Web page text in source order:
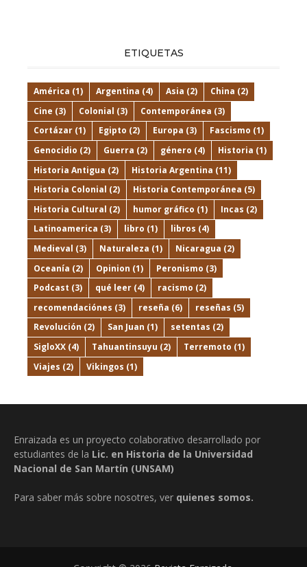
ETIQUETAS
América (1) Argentina (4) Asia (2) China (2)
Cine (3) Colonial (3) Contemporánea (3)
Cortázar (1) Egipto (2) Europa (3) Fascismo (1)
Genocidio (2) Guerra (2) género (4) Historia (1)
Historia Antigua (2) Historia Argentina (11)
Historia Colonial (2) Historia Contemporánea (5)
Historia Cultural (2) humor gráfico (1) Incas (2)
Latinoamerica (3) libro (1) libros (4)
Medieval (3) Naturaleza (1) Nicaragua (2)
Oceanía (2) Opinion (1) Peronismo (3)
Podcast (3) qué leer (4) racismo (2)
recomendaciónes (3) reseña (6) reseñas (5)
Revolución (2) San Juan (1) setentas (2)
SigloXX (4) Tahuantinsuyu (2) Terremoto (1)
Viajes (2) Vikingos (1)
Enraizada es un proyecto colaborativo desarrollado por
estudiantes de la Lic. en Historia de la Universidad
Nacional de San Martín (UNSAM)
Para saber más sobre nosotres, ver quienes somos.